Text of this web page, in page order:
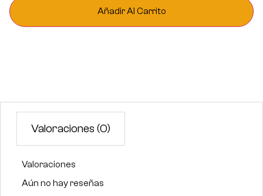
Añadir Al Carrito
Valoraciones (0)
Valoraciones
Aún no hay reseñas